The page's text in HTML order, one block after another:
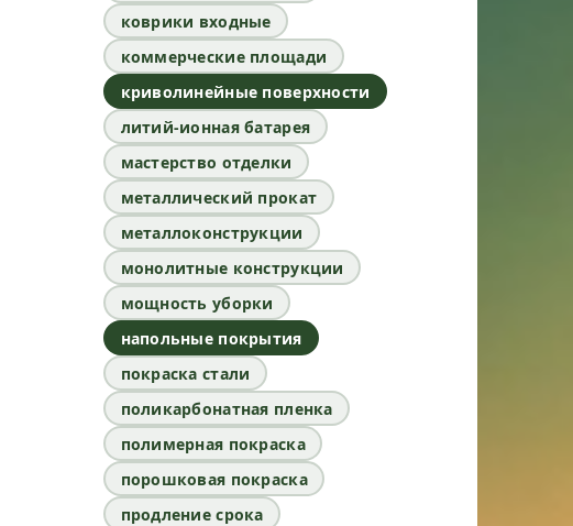
коврики входные
коммерческие площади
криволинейные поверхности
литий-ионная батарея
мастерство отделки
металлический прокат
металлоконструкции
монолитные конструкции
мощность уборки
напольные покрытия
покраска стали
поликарбонатная пленка
полимерная покраска
порошковая покраска
продление срока